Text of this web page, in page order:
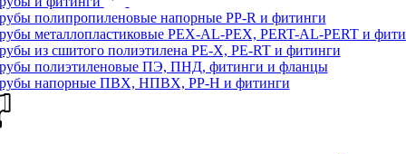
полипропиленовые напорные PP-R и фитинги
металлопластиковые PEX-AL-PEX, PERT-AL-PERT и
из сшитого полиэтилена PE-X, PE-RT и фитинги
полиэтиленовые ПЭ, ПНД, фитинги и фланцы
напорные ПВХ, НПВХ, PP-H и фитинги